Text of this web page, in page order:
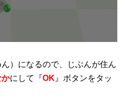
）になるので、じぶんが住ん
かにして『 OK』ボタンをタッ